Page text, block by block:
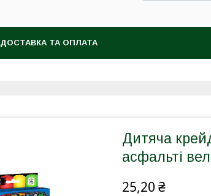
ДОСТАВКА ТА ОПЛАТА
Дитяча
асфальті
25,20 ₴